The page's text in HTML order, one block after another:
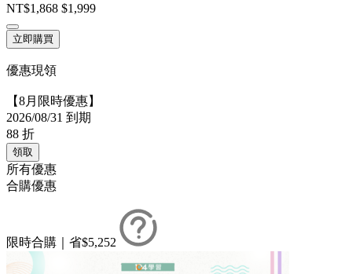
NT$1,868 $1,999
立即購買
優惠現領
【8月限時優惠】
2026/08/31 到期
88 折
領取
所有優惠
合購優惠
限時合購｜省$5,252